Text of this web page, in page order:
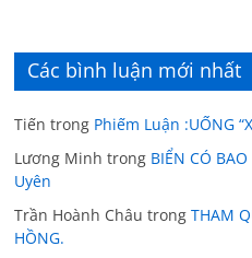
Các bình luận mới nhất
Tiến trong Phiếm Luận :UỐNG
Lương Minh trong BIỂN CÓ
Uyên
Trần Hoành Châu trongTHAM
HỒNG.